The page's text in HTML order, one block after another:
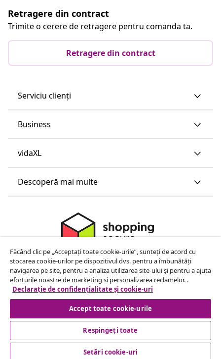
Retragere din contract
Trimite o cerere de retragere pentru comanda ta.
Retragere din contract
Serviciu clienți
Business
vidaXL
Descoperă mai multe
© 2008-2026 vidaXL www.vidaxl.ro este pagina de internet a
vidaXL Marketplace Europe B.V.
Făcând clic pe „Acceptați toate cookie-urile”, sunteți de acord cu
stocarea cookie-urilor pe dispozitivul dvs. pentru a îmbunătăți
navigarea pe site, pentru a analiza utilizarea site-ului și pentru a ajuta
eforturile noastre de marketing si personalizarea reclamelor. .
Declarație de confidențialitate și cookie-uri
Accept toate cookie-urile
Respingeți toate
Setări cookie-uri